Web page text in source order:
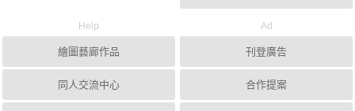
Help
繪圖藝廊作品
同人交流中心
Ad
刊登廣告
合作提案